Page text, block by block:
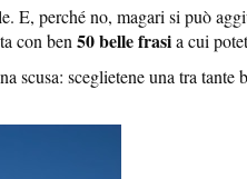
E, perché no, magari si può
con ben50 belle frasia cui
scusa: sceglietene una tra tante